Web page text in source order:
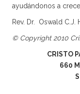
ayudándonos a
Rev. Dr. Oswald C.J.
© Copyright 2010
CRISTO
660